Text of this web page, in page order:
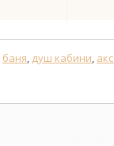
баня, душ кабини,